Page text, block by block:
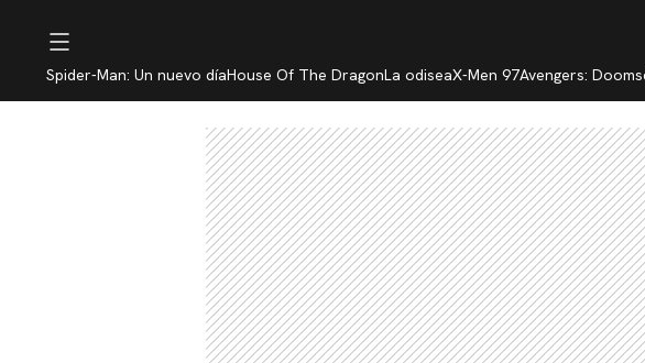
Spider-Man: Un nuevo díaHouse Of The DragonLa odiseaX-Men 97Avengers: